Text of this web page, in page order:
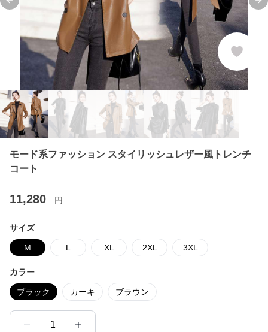
Previous slide
モード系ファッション スタイリッシュレザー風トレンチ
コート
11,280 円
サイズ
M L XL 2XL 3XL
カラー
ブラック カーキ ブラウン
1